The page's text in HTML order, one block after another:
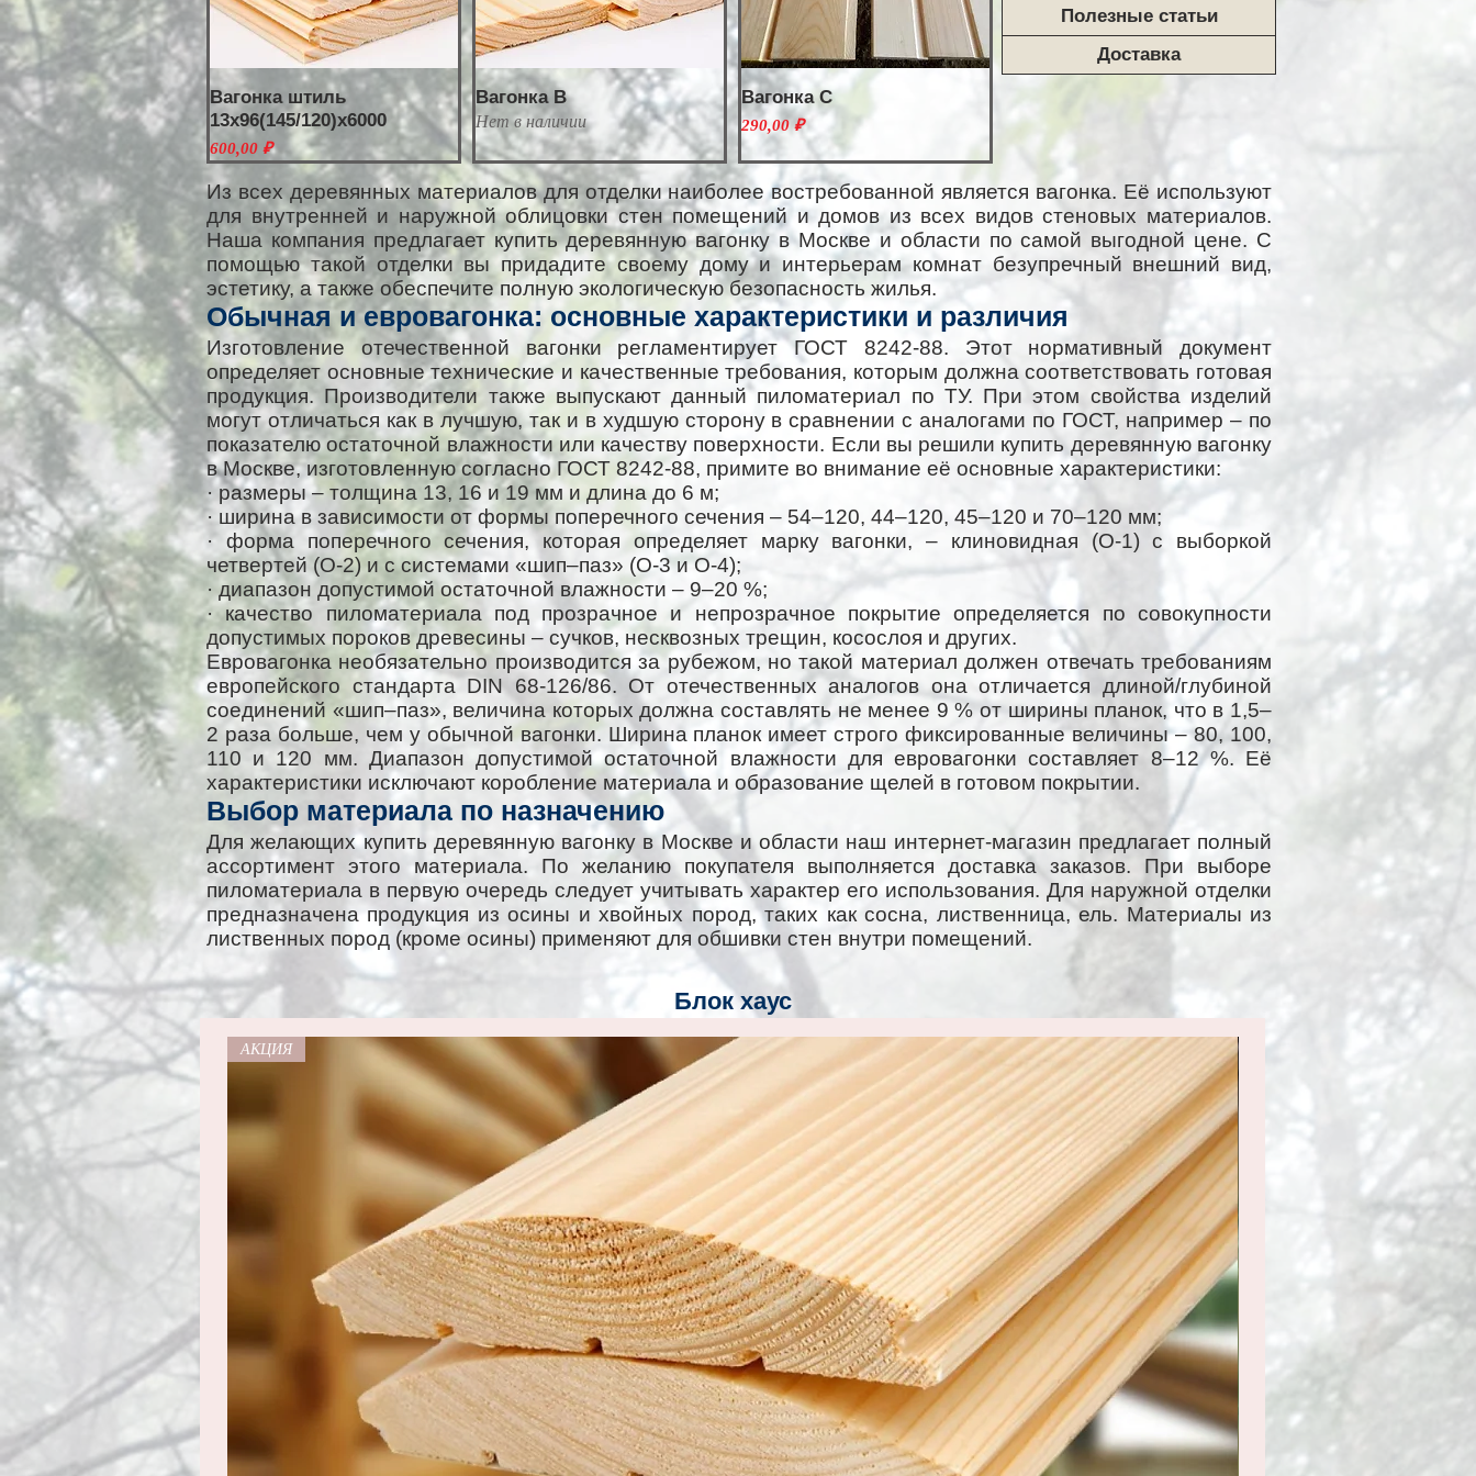
Вагонка штиль
13х96(145/120)х6000
Цена
600,00 ₽
Вагонка B
Нет в наличии
Вагонка C
Цена
290,00 ₽
Из всех деревянных материалов для отделки наиболее востребованной является вагонка. Её используют
для внутренней и наружной облицовки стен помещений и домов из всех видов стеновых материалов.
Наша компания предлагает купить деревянную вагонку в Москве и области по самой выгодной цене. С
помощью такой отделки вы придадите своему дому и интерьерам комнат безупречный внешний вид,
эстетику, а также обеспечите полную экологическую безопасность жилья.
Обычная и евровагонка: основные характеристики и различия
Изготовление отечественной вагонки регламентирует ГОСТ 8242-88. Этот нормативный документ
определяет основные технические и качественные требования, которым должна соответствовать готовая
продукция. Производители также выпускают данный пиломатериал по ТУ. При этом свойства изделий
могут отличаться как в лучшую, так и в худшую сторону в сравнении с аналогами по ГОСТ, например – по
показателю остаточной влажности или качеству поверхности. Если вы решили купить деревянную вагонку
в Москве, изготовленную согласно ГОСТ 8242-88, примите во внимание её основные характеристики:
· размеры – толщина 13, 16 и 19 мм и длина до 6 м;
· ширина в зависимости от формы поперечного сечения – 54–120, 44–120, 45–120 и 70–120 мм;
· форма поперечного сечения, которая определяет марку вагонки, – клиновидная (О-1) с выборкой
четвертей (О-2) и с системами «шип–паз» (О-3 и О-4);
· диапазон допустимой остаточной влажности – 9–20 %;
· качество пиломатериала под прозрачное и непрозрачное покрытие определяется по совокупности
допустимых пороков древесины – сучков, несквозных трещин, косослоя и других.
Евровагонка необязательно производится за рубежом, но такой материал должен отвечать требованиям
европейского стандарта DIN 68-126/86. От отечественных аналогов она отличается длиной/глубиной
соединений «шип–паз», величина которых должна составлять не менее 9 % от ширины планок, что в 1,5–
2 раза больше, чем у обычной вагонки. Ширина планок имеет строго фиксированные величины – 80, 100,
110 и 120 мм. Диапазон допустимой остаточной влажности для евровагонки составляет 8–12 %. Её
характеристики исключают коробление материала и образование щелей в готовом покрытии.
Выбор материала по назначению
Для желающих купить деревянную вагонку в Москве и области наш интернет-магазин предлагает полный
ассортимент этого материала. По желанию покупателя выполняется доставка заказов. При выборе
пиломатериала в первую очередь следует учитывать характер его использования. Для наружной отделки
предназначена продукция из осины и хвойных пород, таких как сосна, лиственница, ель. Материалы из
лиственных пород (кроме осины) применяют для обшивки стен внутри помещений.
Блок хаус
АКЦИЯ
Полезные статьи
Доставка